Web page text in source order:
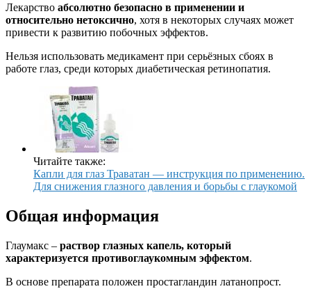
Лекарство абсолютно безопасно в применении и
относительно нетоксично, хотя в некоторых случаях может
привести к развитию побочных эффектов.
Нельзя использовать медикамент при серьёзных сбоях в
работе глаз, среди которых диабетическая ретинопатия.
Читайте также:
Капли для глаз Траватан — инструкция по применению.
Для снижения глазного давления и борьбы с глаукомой
Общая информация
Глаумакс – раствор глазных капель, который
характеризуется противоглаукомным эффектом.
В основе препарата положен простагландин латанопрост.